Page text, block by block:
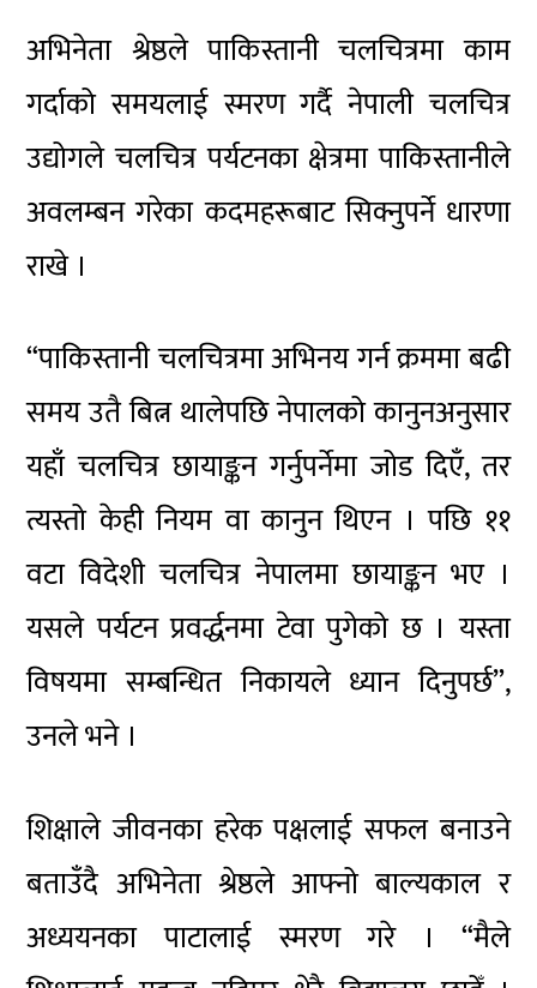
अभिनेता श्रेष्ठले पाकिस्तानी चलचित्रमा काम
गर्दाको समयलाई स्मरण गर्दै नेपाली चलचित्र
उद्योगले चलचित्र पर्यटनका क्षेत्रमा पाकिस्तानीले
अवलम्बन गरेका कदमहरूबाट सिक्नुपर्ने धारणा
राखे ।
“पाकिस्तानी चलचित्रमा अभिनय गर्न क्रममा बढी
समय उतै बित्न थालेपछि नेपालको कानुनअनुसार
यहाँ चलचित्र छायाङ्कन गर्नुपर्नेमा जोड दिएँ, तर
त्यस्तो केही नियम वा कानुन थिएन । पछि ११
वटा विदेशी चलचित्र नेपालमा छायाङ्कन भए ।
यसले पर्यटन प्रवर्द्धनमा टेवा पुगेको छ । यस्ता
विषयमा सम्बन्धित निकायले ध्यान दिनुपर्छ”,
उनले भने ।
शिक्षाले जीवनका हरेक पक्षलाई सफल बनाउने
बताउँदै अभिनेता श्रेष्ठले आफ्नो बाल्यकाल र
अध्ययनका पाटालाई स्मरण गरे । “मैले